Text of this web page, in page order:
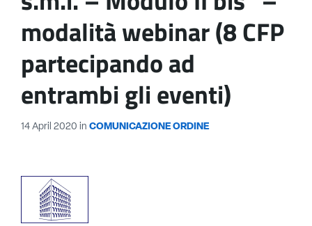
modalità webinar (8 CFP
partecipando ad
entrambi gli eventi)
14 April 2020 in COMUNICAZIONE ORDINE